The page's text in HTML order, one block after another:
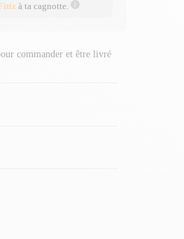
à ta cagnotte.
commander et être livré